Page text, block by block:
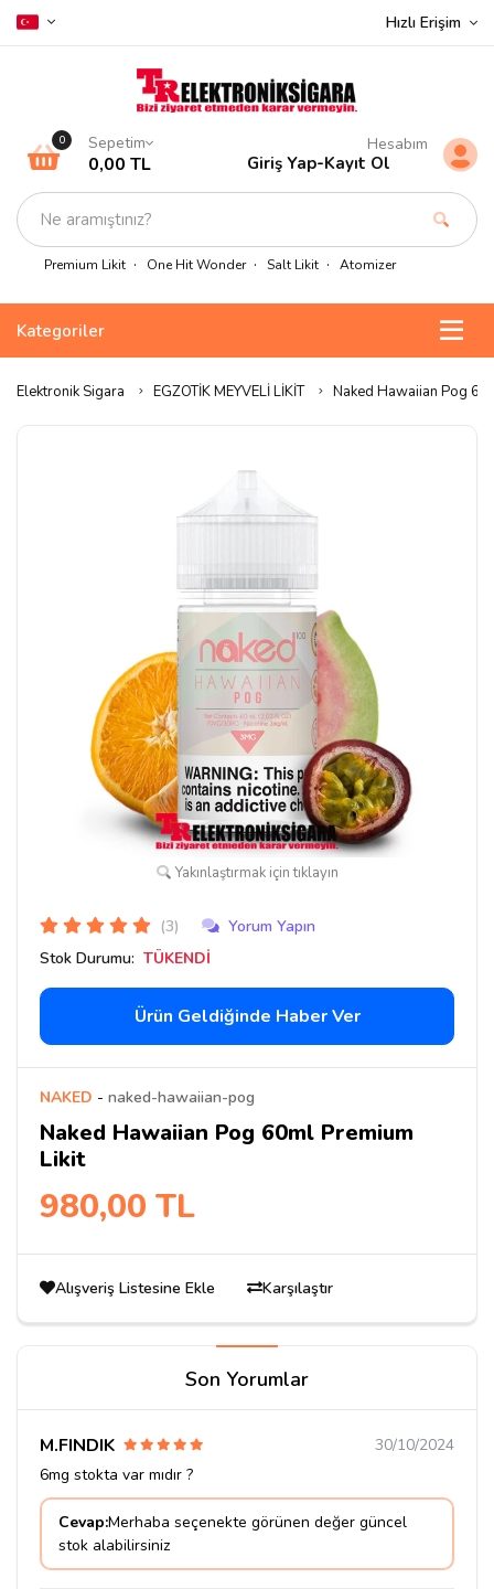
Hızlı Erişim
Premium Likit One Hit Wonder Salt Likit Atomizer
0 Sepetim
0,00 TL
Hesabım
Giriş Yap-Kayıt Ol
Kategoriler
Elektronik Sigara EGZOTİK MEYVELİ LİKİT Naked Hawaiian Pog
Yakınlaştırmak için tıklayın
(3)
Yorum Yapın
Stok Durumu: TÜKENDİ
Ürün Geldiğinde Haber Ver
NAKED - naked-hawaiian-pog
Naked Hawaiian Pog 60ml Premium
Likit
980,00 TL
Alışveriş Listesine Ekle Karşılaştır
Son Yorumlar
M.FINDIK
30/10/2024
6mg stokta var mıdır ?
Cevap:Merhaba seçenekte görünen değer güncel
stok alabilirsiniz